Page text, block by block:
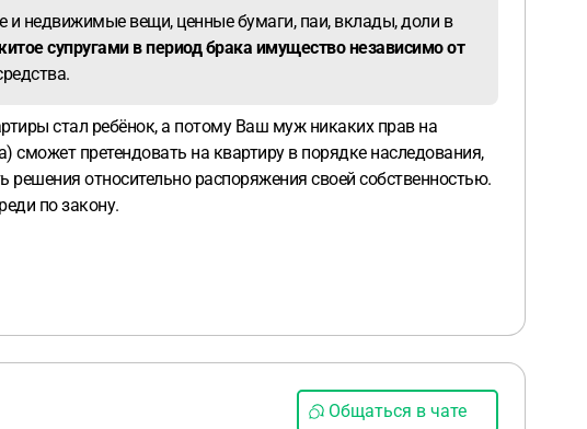
недвижимые вещи, ценные бумаги, паи, вклады, доли в
супругами в период брака имущество независимо от
стал ребёнок, а потому Ваш муж никаких прав на
претендовать на квартиру в порядке наследования,
относительно распоряжения своей собственностью.
по закону.
Общаться в чате